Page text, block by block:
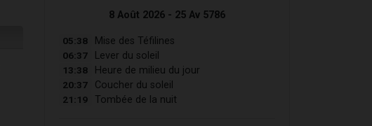
8 Août 2026 - 25 Av 5786
05:38 Mise des Téfilines
06:37 Lever du soleil
13:38 Heure de milieu du jour
20:37 Coucher du soleil
21:19 Tombée de la nuit